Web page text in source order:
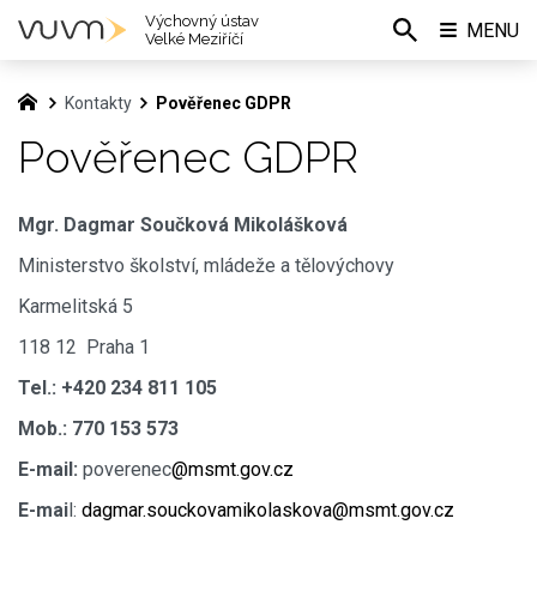
Kontakty Pověřenec GDPR
Pověřenec GDPR
Mgr. Dagmar Součková Mikolášková
Ministerstvo školství, mládeže a tělovýchovy
Karmelitská 5
118 12 Praha 1
Tel.: +420 234 811 105
Mob.: 770 153 573
E-mail: poverenec@msmt.gov.cz
E-mail: dagmar.souckovamikolaskova@msmt.gov.cz
Výchovný ústav
Velké Meziříčí
MENU